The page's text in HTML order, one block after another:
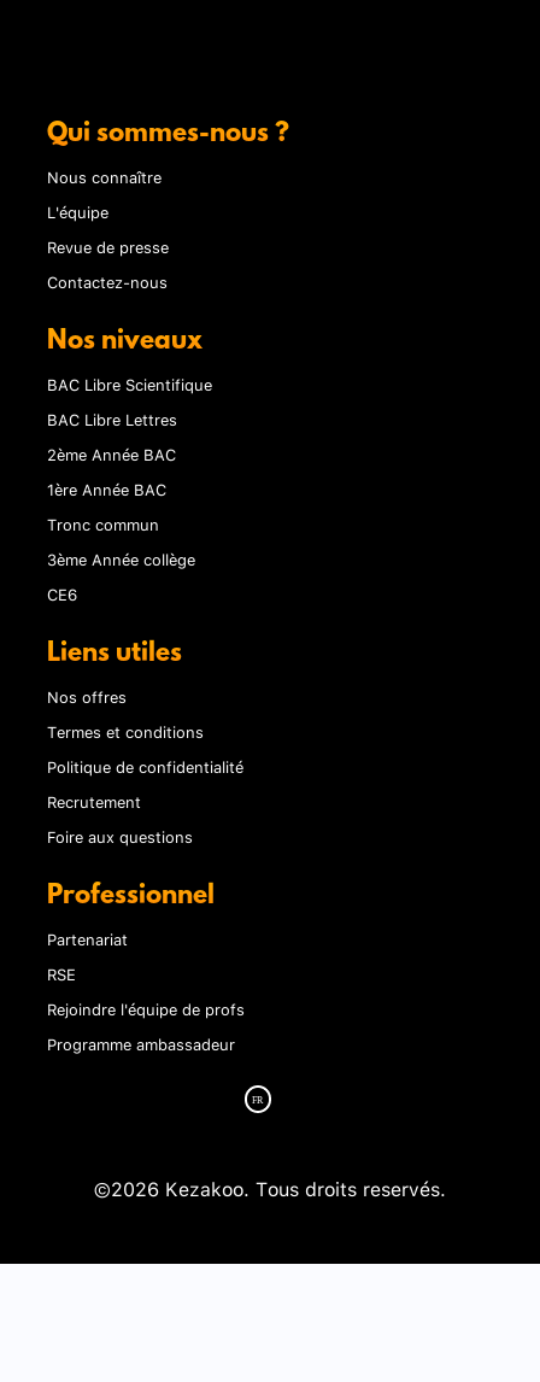
Qui sommes-nous ?
Nous connaître
L'équipe
Revue de presse
Contactez-nous
Nos niveaux
BAC Libre Scientifique
BAC Libre Lettres
2ème Année BAC
1ère Année BAC
Tronc commun
3ème Année collège
CE6
Liens utiles
Nos offres
Termes et conditions
Politique de confidentialité
Recrutement
Foire aux questions
Professionnel
Partenariat
RSE
Rejoindre l'équipe de profs
Programme ambassadeur
©2026 Kezakoo. Tous droits reservés.